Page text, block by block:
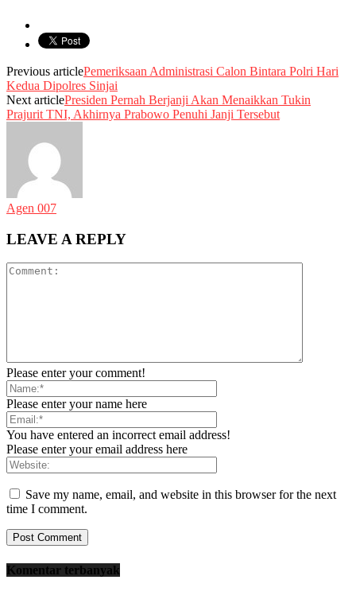
Previous articlePemeriksaan Administrasi Calon Bintara Polri Hari
Kedua Dipolres Sinjai
Next articlePresiden Pernah Berjanji Akan Menaikkan Tukin
Prajurit TNI, Akhirnya Prabowo Penuhi Janji Tersebut
Agen 007
LEAVE A REPLY
Please enter your comment!
Please enter your name here
You have entered an incorrect email address!
Please enter your email address here
Save my name, email, and website in this browser for the next
time I comment.
Komentar terbanyak